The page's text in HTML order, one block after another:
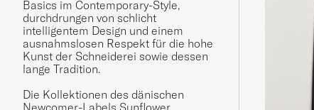
Basics im Contemporary-Style,
durchdrungen von schlicht
intelligentem Design und einem
ausnahmslosen Respekt für die hohe
Kunst der Schneiderei sowie dessen
lange Tradition.
Die Kollektionen des dänischen
Newcomer-Labels Sunflower